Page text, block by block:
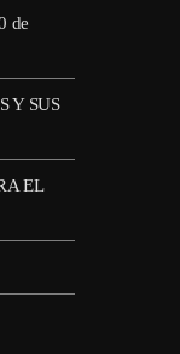
de
Y SUS
EL